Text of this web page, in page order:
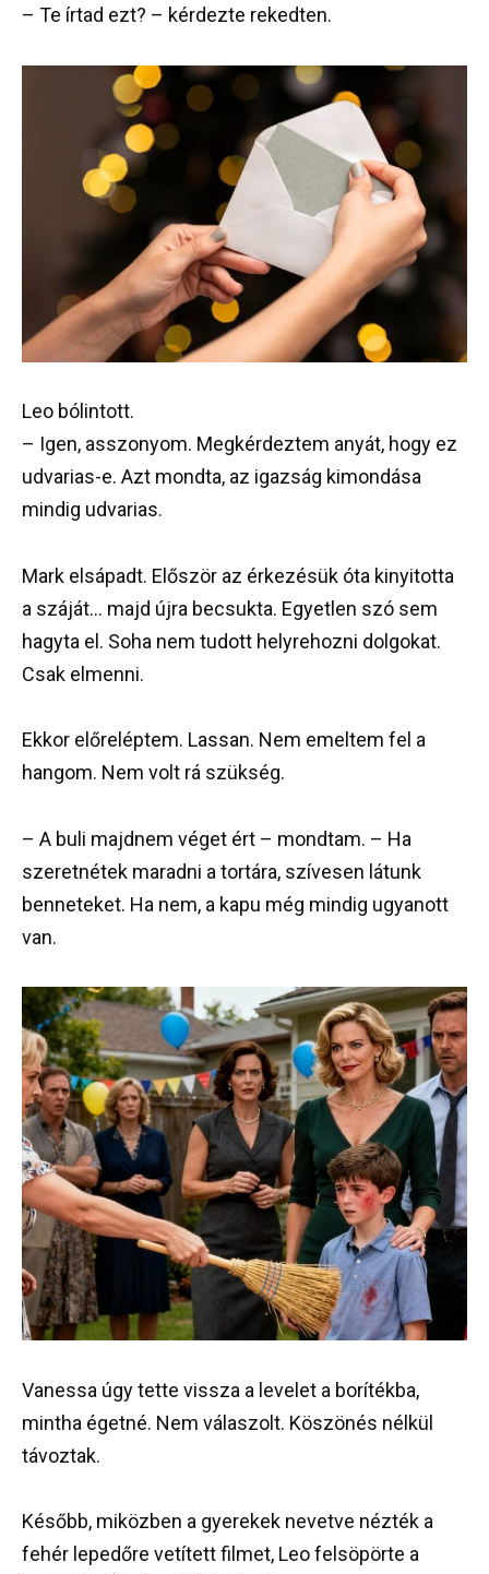
– Te írtad ezt? – kérdezte rekedten.
Leo bólintott.
– Igen, asszonyom. Megkérdeztem anyát, hogy ez
udvarias-e. Azt mondta, az igazság kimondása
mindig udvarias.
Mark elsápadt. Először az érkezésük óta kinyitotta
a száját… majd újra becsukta. Egyetlen szó sem
hagyta el. Soha nem tudott helyrehozni dolgokat.
Csak elmenni.
Ekkor előreléptem. Lassan. Nem emeltem fel a
hangom. Nem volt rá szükség.
– A buli majdnem véget ért – mondtam. – Ha
szeretnétek maradni a tortára, szívesen látunk
benneteket. Ha nem, a kapu még mindig ugyanott
van.
Vanessa úgy tette vissza a levelet a borítékba,
mintha égetné. Nem válaszolt. Köszönés nélkül
távoztak.
Később, miközben a gyerekek nevetve nézték a
fehér lepedőre vetített filmet, Leo felsöpörte a